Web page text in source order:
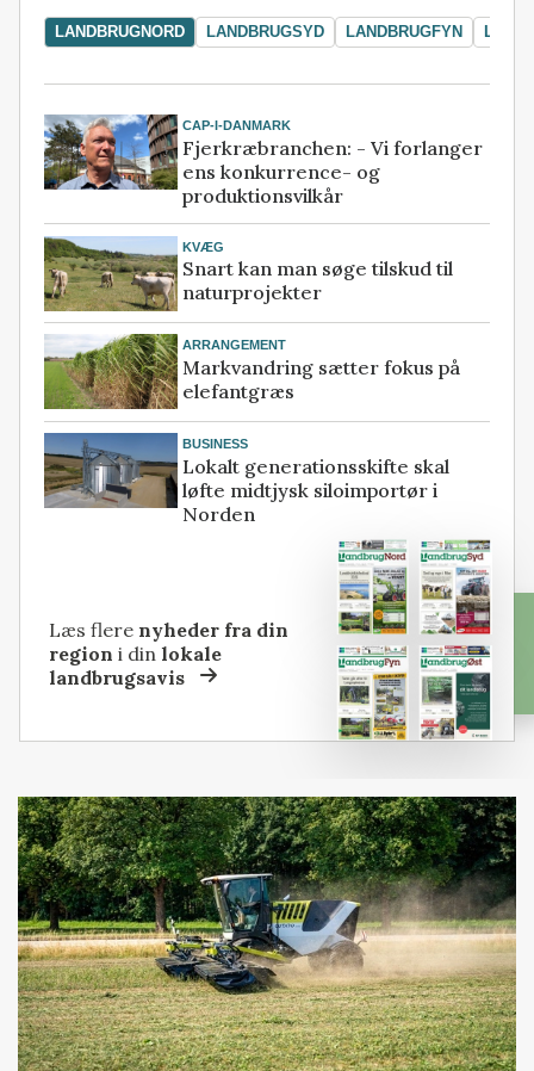
LANDBRUGNORD LANDBRUGSYD LANDBRUGFYN
CAP-I-DANMARK
Fjerkræbranchen: - Vi forlanger
ens konkurrence- og
produktionsvilkår
KVÆG
Snart kan man søge tilskud til
naturprojekter
ARRANGEMENT
Markvandring sætter fokus på
elefantgræs
BUSINESS
Lokalt generationsskifte skal
løfte midtjysk siloimportør i
Norden
Læs flere nyheder fra din
region i dinlokale
landbrugsavis